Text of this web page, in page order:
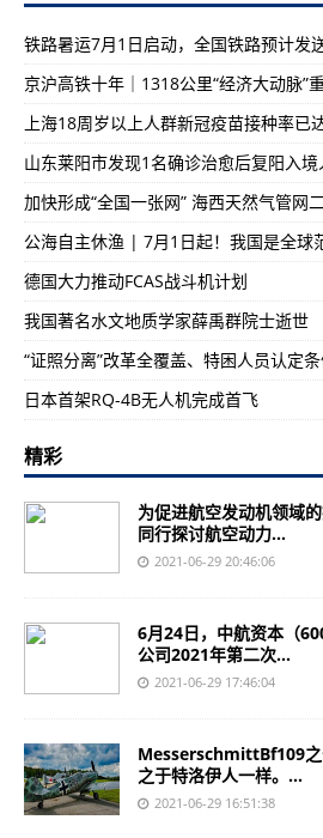
铁路暑运7月1日启动，全国铁路预计发
京沪高铁十年｜1318公里“经济大动脉”
上海18周岁以上人群新冠疫苗接种率已
山东莱阳市发现1名确诊治愈后复阳入境
加快形成“全国一张网” 海西天然气管网
德国大力推动FCAS战斗机计划
我国著名水文地质学家薛禹群院士逝世
日本首架RQ-4B无人机完成首飞
精彩
为促进航空发动机领域
同行探讨航空动力...
2021-06-29 20:46:06
6月24日，中航资本（
公司2021年第二次...
2021-06-29 17:46:04
MesserschmittBf109之
之于特洛伊人一样。...
2021-06-29 16:51:38